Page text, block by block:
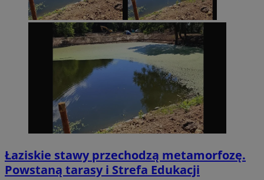
Łaziskie stawy przechodzą metamorfozę.
Powstaną tarasy i Strefa Edukacji